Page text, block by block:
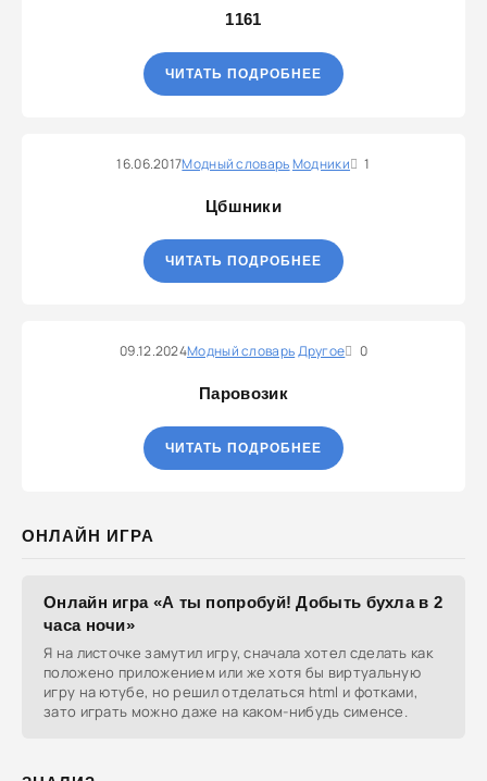
1161
ЧИТАТЬ ПОДРОБНЕЕ
16.06.2017Модный словарьМодники 1
Цбшники
ЧИТАТЬ ПОДРОБНЕЕ
09.12.2024Модный словарьДругое 0
Паровозик
ЧИТАТЬ ПОДРОБНЕЕ
ОНЛАЙН ИГРА
Онлайн игра «А ты попробуй! Добыть бухла в 2
часа ночи»
Я на листочке замутил игру, сначала хотел сделать как
положено приложением или же хотя бы виртуальную
игру на ютубе, но решил отделаться html и фотками,
зато играть можно даже на каком-нибудь сименсе.